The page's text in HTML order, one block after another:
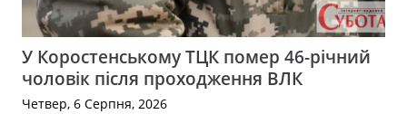
У Коростенському ТЦК помер 46-річний
чоловік після проходження ВЛК
Четвер, 6 Серпня, 2026